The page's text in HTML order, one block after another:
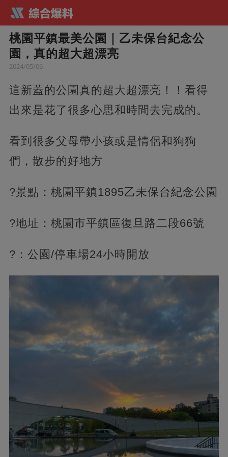
桃園平鎮最美公園｜乙未保台紀念公
園，真的超大超漂亮
2024/05/06
這新蓋的公園真的超大超漂亮！！看得
出來是花了很多心思和時間去完成的。
看到很多父母帶小孩或是情侶和狗狗
們，散步的好地方
?景點：桃園平鎮1895乙未保台紀念公園
?地址：桃園市平鎮區復旦路二段66號
?️：公園/停車場24小時開放